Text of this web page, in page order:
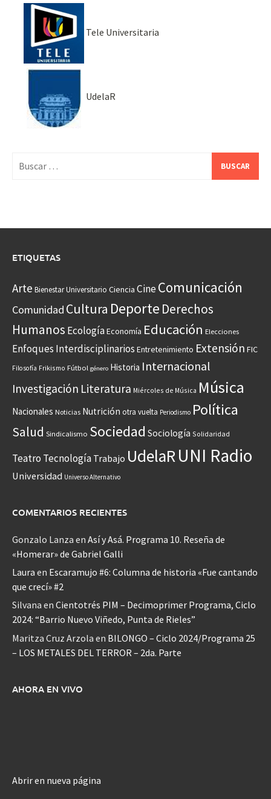
Tele Universitaria
UdelaR
ETIQUETAS
Arte Bienestar Universitario Ciencia CineComunicación
Comunidad Cultura Deporte Derechos
Humanos EcologíaEconomía Educación Elecciones
Enfoques Interdisciplinarios Entretenimiento Extensión FIC
Filosofía Frikismo Fútbol género Historia Internacional
Investigación Literatura Miércoles de Música Música
Nacionales Noticias Nutrición otra vuelta Periodismo Política
Salud Sindicalismo Sociedad Sociología Solidaridad
Teatro Tecnología Trabajo UdelaR UNI Radio
Universidad Universo Alternativo
COMENTARIOS RECIENTES
Gonzalo Lanza en Así y Asá. Programa 10. Reseña de
«Homerar» de Gabriel Galli
Laura en Escaramujo #6: Columna de historia «Fue cantando
que crecí» #2
Silvana en Cientotrés PIM – Decimoprimer Programa, Ciclo
2024: “Barrio Nuevo Viñedo, Punta de Rieles”
Maritza Cruz Arzola en BILONGO – Ciclo 2024/Programa 25
– LOS METALES DEL TERROR – 2da. Parte
AHORA EN VIVO
Abrir en nueva página